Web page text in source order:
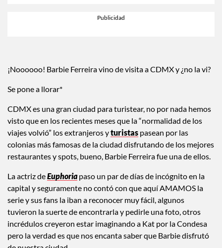
CDMX es una gran ciudad para turistear, no por nada hemos
visto que en los recientes meses que la “normalidad de los
viajes volvió” los extranjeros yturistaspasean por las
colonias más famosas de la ciudad disfrutando de los mejores
La actriz deEuphoriapaso un par de días de incógnito en la
capital y seguramente no contó con que aquí AMAMOS la
serie y sus fans la iban a reconocer muy fácil, algunos
tuvieron la suerte de encontrarla y pedirle una foto, otros
incrédulos creyeron estar imaginando a Kat por la Condesa